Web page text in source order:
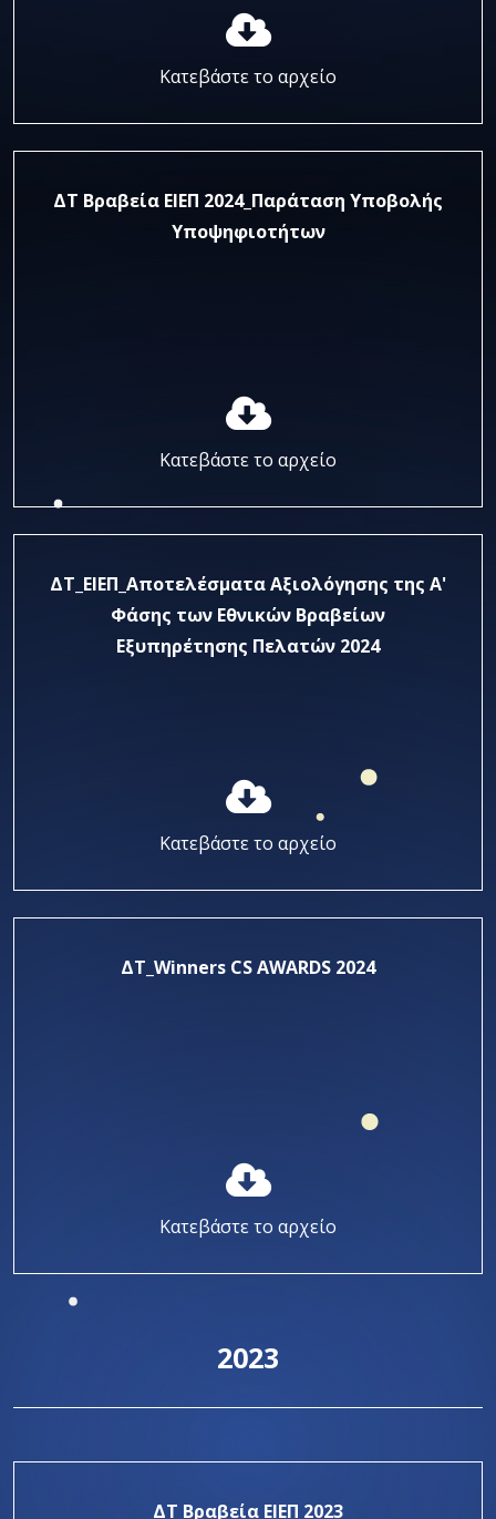
Κατεβάστε το αρχείο
ΔΤ Βραβεία ΕΙΕΠ 2024_Παράταση Υποβολής
Υποψηφιοτήτων
Κατεβάστε το αρχείο
ΔΤ_ΕΙΕΠ_Αποτελέσματα Αξιολόγησης της Α'
Φάσης των Εθνικών Βραβείων
Εξυπηρέτησης Πελατών 2024
Κατεβάστε το αρχείο
ΔΤ_Winners CS AWARDS 2024
Κατεβάστε το αρχείο
2023
ΔΤ Βραβεία ΕΙΕΠ 2023